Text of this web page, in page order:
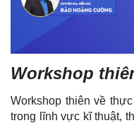
Workshop
Workshop thiên về
trong lĩnh vực kĩ thuật,